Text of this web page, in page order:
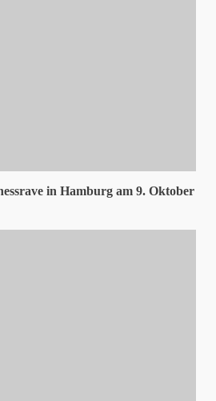
in Hamburg am 9. Oktober